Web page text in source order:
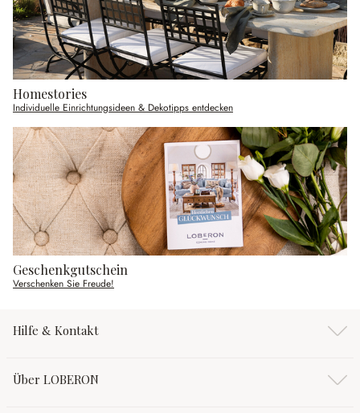
Homestories
Individuelle Einrichtungsideen & Dekotipps entdecken
Geschenkgutschein
Verschenken Sie Freude!
Hilfe & Kontakt
Über LOBERON